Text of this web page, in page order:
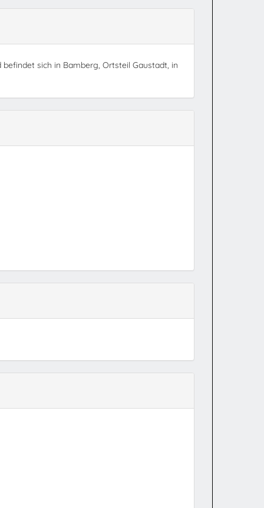
sich in Bamberg, Ortsteil Gaustadt, in